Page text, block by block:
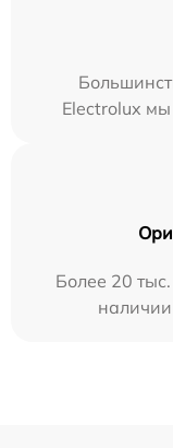
Electrolux мы
Более 20